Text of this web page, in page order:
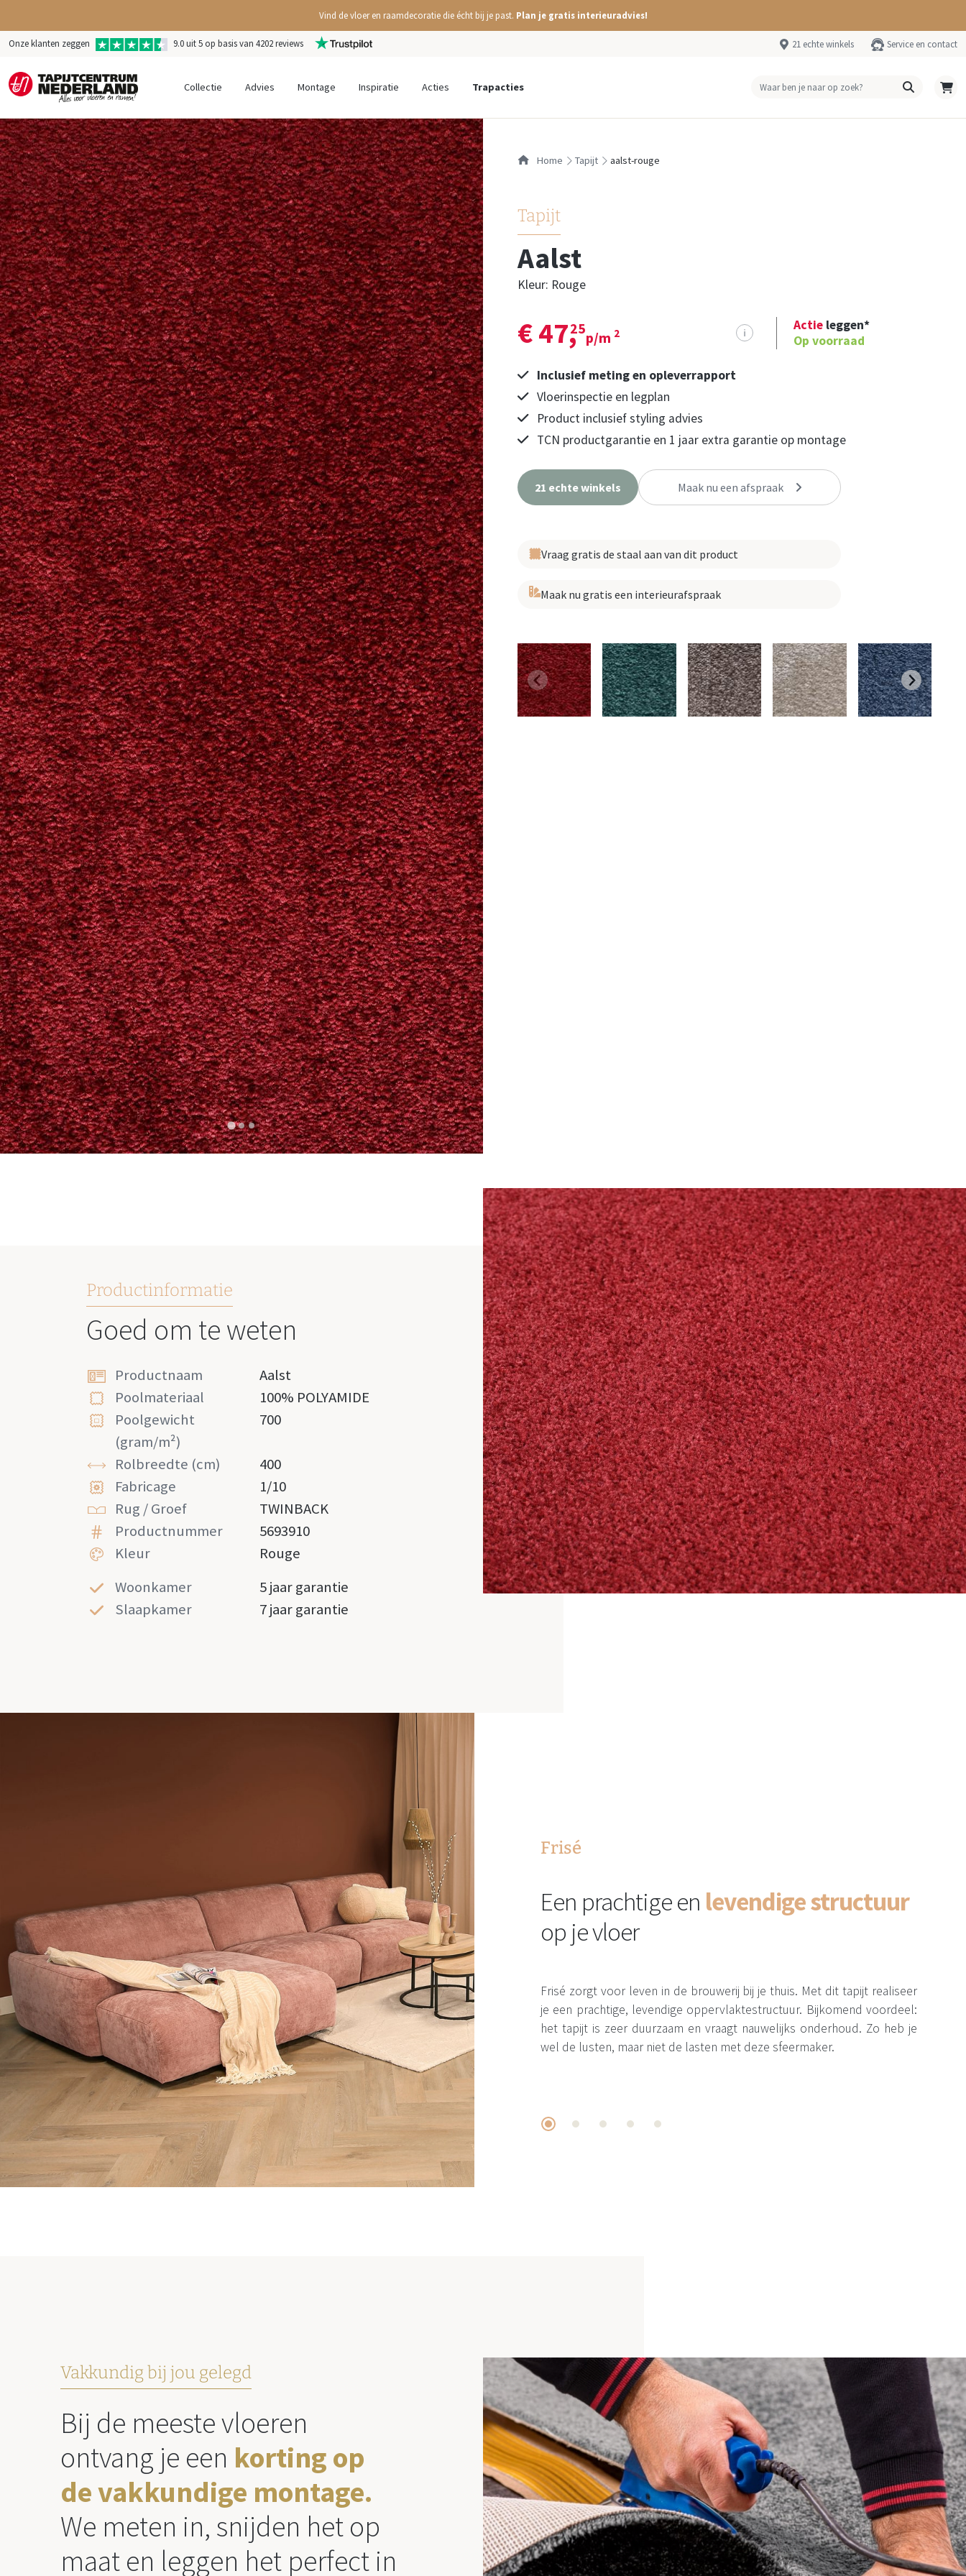
Vind de vloer en raamdecoratie die écht bij je past. Plan je gratis interieuradvies!
Onze klanten zeggen 9.0 uit 5 op basis van 4202 reviews 21 echte winkels Service en contact
Collectie Advies Montage Inspiratie Acties Trapacties
Home tapijt aalst-rouge
Tapijt
Aalst
Kleur: Rouge
€ 47,
25
p/m 2 i Actie leggen*
Op voorraad
Inclusief meting en opleverrapport
Vloerinspectie en legplan
Product inclusief styling advies
TCN productgarantie en 1 jaar extra garantie op montage
21 echte winkels Maak nu een afspraak
Vraag gratis de staal aan van dit product
Maak nu gratis een interieurafspraak
Productinformatie
Goed om te weten
Productnaam
Aalst
Poolmateriaal
100% POLYAMIDE
Poolgewicht
(gram/m²)
700
Rolbreedte (cm)
400
Fabricage
1/10
Rug / Groef
TWINBACK
Productnummer
5693910
Kleur
Rouge
Woonkamer
5 jaar garantie
Slaapkamer
7 jaar garantie
Frisé
Een prachtige en levendige structuur
op je vloer
Frisé zorgt voor leven in de brouwerij bij je thuis. Met dit tapijt realiseer
je een prachtige, levendige oppervlaktestructuur. Bijkomend voordeel:
het tapijt is zeer duurzaam en vraagt nauwelijks onderhoud. Zo heb je
wel de lusten, maar niet de lasten met deze sfeermaker.
Vakkundig bij jou gelegd
Bij de meeste vloeren
ontvang je een korting op
de vakkundige montage.
We meten in, snijden het op
maat en leggen het perfect in